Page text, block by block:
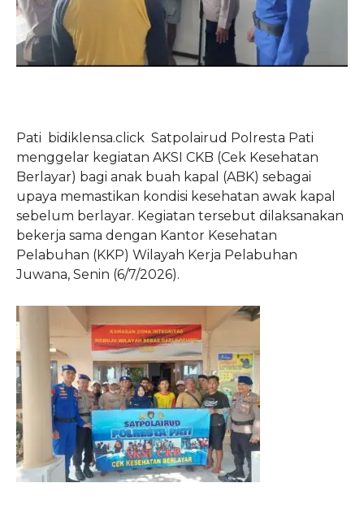
Pati bidiklensa.click Satpolairud Polresta Pati
menggelar kegiatan AKSI CKB (Cek Kesehatan
Berlayar) bagi anak buah kapal (ABK) sebagai
upaya memastikan kondisi kesehatan awak kapal
sebelum berlayar. Kegiatan tersebut dilaksanakan
bekerja sama dengan Kantor Kesehatan
Pelabuhan (KKP) Wilayah Kerja Pelabuhan
Juwana, Senin (6/7/2026).